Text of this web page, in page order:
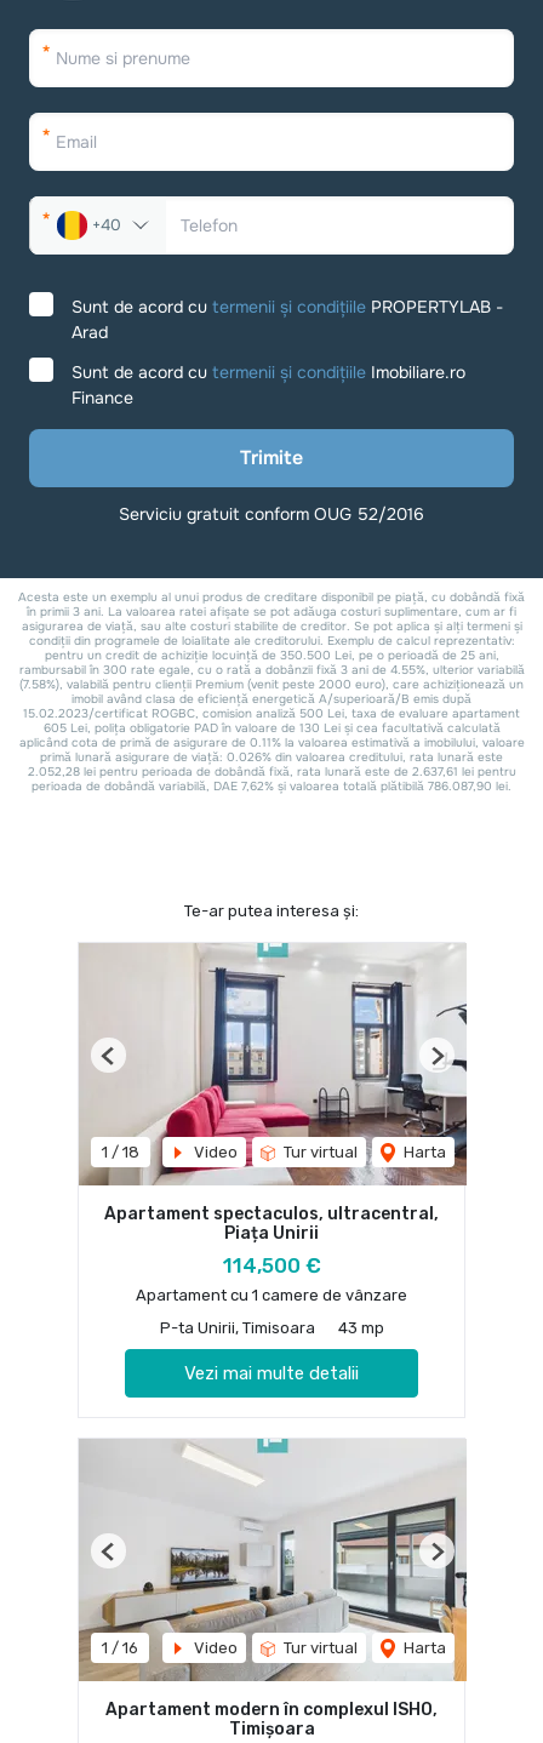
Te-ar putea interesa și:
1 / 18 Video Tur virtual Harta
Previous Next
Apartament spectaculos, ultracentral,
Piața Unirii
114,500 €
Apartament cu 1 camere de vânzare
P-ta Unirii, Timisoara
43 mp
Vezi mai multe detalii
1 / 16 Video Tur virtual Harta
Previous Next
Apartament modern în complexul ISHO,
Timișoara